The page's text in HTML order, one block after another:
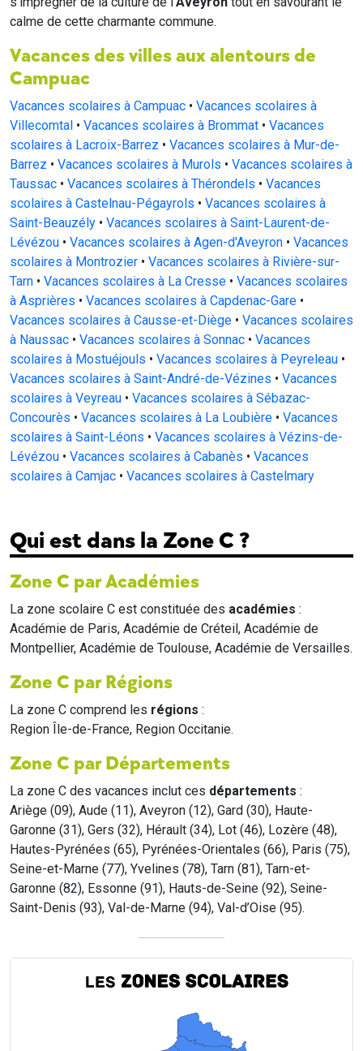
calme de cette charmante commune.
Vacances des villes aux alentours de
Campuac
Vacances scolaires à Campuac • Vacances scolaires à
Villecomtal • Vacances scolaires à Brommat • Vacances
scolaires à Lacroix-Barrez • Vacances scolaires à Mur-de-
Barrez • Vacances scolaires à Murols • Vacances scolaires à
Taussac • Vacances scolaires à Thérondels • Vacances
scolaires à Castelnau-Pégayrols • Vacances scolaires à
Saint-Beauzély • Vacances scolaires à Saint-Laurent-de-
Lévézou • Vacances scolaires à Agen-d'Aveyron • Vacances
scolaires à Montrozier • Vacances scolaires à Rivière-sur-
Tarn • Vacances scolaires à La Cresse • Vacances scolaires
à Asprières • Vacances scolaires à Capdenac-Gare •
Vacances scolaires à Causse-et-Diège • Vacances scolaires
à Naussac • Vacances scolaires à Sonnac • Vacances
scolaires à Mostuéjouls • Vacances scolaires à Peyreleau •
Vacances scolaires à Saint-André-de-Vézines • Vacances
scolaires à Veyreau • Vacances scolaires à Sébazac-
Concourès • Vacances scolaires à La Loubière • Vacances
scolaires à Saint-Léons • Vacances scolaires à Vézins-de-
Lévézou • Vacances scolaires à Cabanès • Vacances
scolaires à Camjac • Vacances scolaires à Castelmary
Qui est dans la Zone C ?
Zone C par Académies
La zone scolaire C est constituée des académies :
Académie de Paris, Académie de Créteil, Académie de
Montpellier, Académie de Toulouse, Académie de Versailles.
Zone C par Régions
La zone C comprend les régions :
Region Île-de-France, Region Occitanie.
Zone C par Départements
La zone C des vacances inclut ces départements :
Ariège (09), Aude (11), Aveyron (12), Gard (30), Haute-
Garonne (31), Gers (32), Hérault (34), Lot (46), Lozère (48),
Hautes-Pyrénées (65), Pyrénées-Orientales (66), Paris (75),
Seine-et-Marne (77), Yvelines (78), Tarn (81), Tarn-et-
Garonne (82), Essonne (91), Hauts-de-Seine (92), Seine-
Saint-Denis (93), Val-de-Marne (94), Val-d’Oise (95).